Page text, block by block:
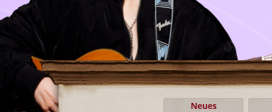
Neues